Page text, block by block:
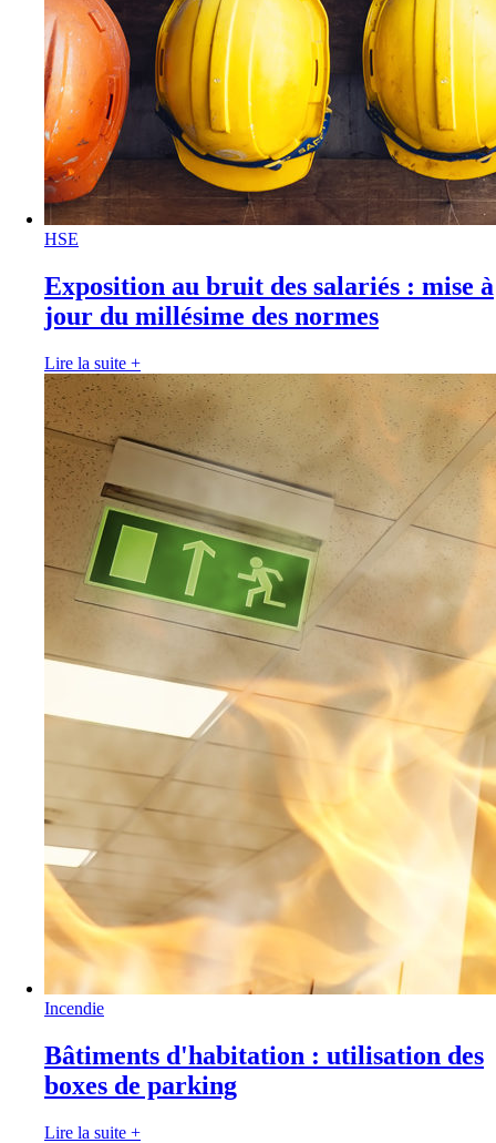
HSE
Exposition au bruit des salariés : mise à
jour du millésime des normes
Lire la suite +
Incendie
Bâtiments d'habitation : utilisation des
boxes de parking
Lire la suite +